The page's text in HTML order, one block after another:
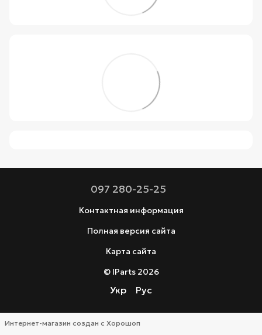
097 280-25-25
Контактная информация
Полная версия сайта
Карта сайта
© IParts 2026
Укр Рус
Интернет-магазин создан с Хорошоп